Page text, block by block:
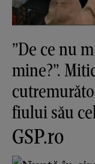
”De ce nu
mine?”.
fiului său
GSP.ro